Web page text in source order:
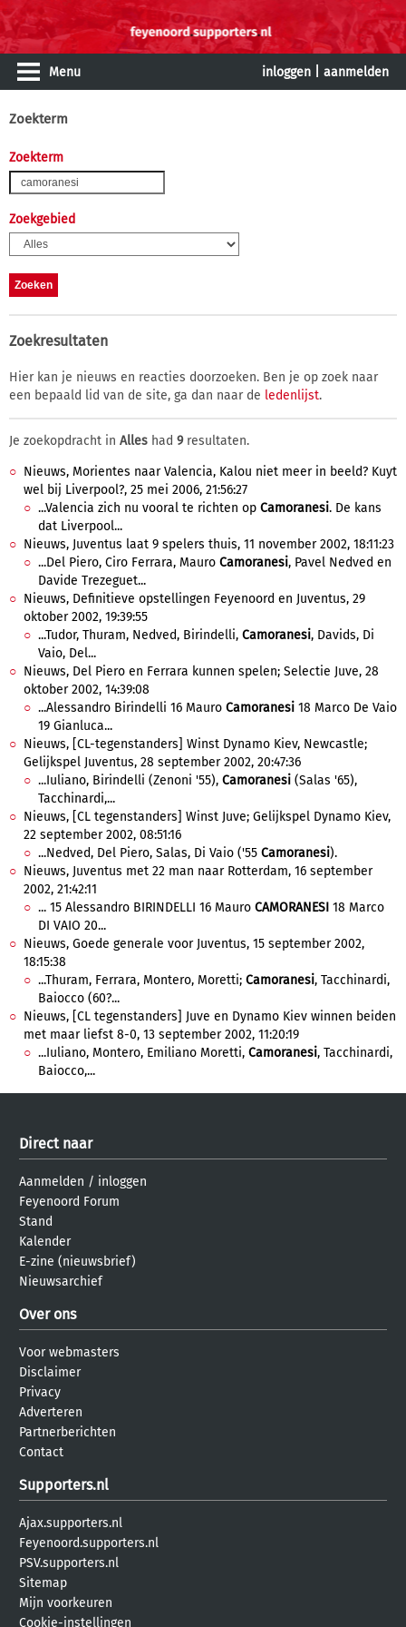
Menu inloggen aanmelden
Zoekterm
Zoekterm
Zoekgebied
Zoekresultaten
Hier kan je nieuws en reacties doorzoeken. Ben je op zoek naar
een bepaald lid van de site, ga dan naar de ledenlijst.
Je zoekopdracht in Alles had 9resultaten.
Nieuws, Morientes naar Valencia, Kalou niet meer in beeld? Kuyt
wel bij Liverpool?, 25 mei 2006, 21:56:27
...Valencia zich nu vooral te richten op Camoranesi. De kans
dat Liverpool...
Nieuws, Juventus laat 9 spelers thuis, 11 november 2002, 18:11:23
...Del Piero, Ciro Ferrara, Mauro Camoranesi, Pavel Nedved en
Davide Trezeguet...
Nieuws, Definitieve opstellingen Feyenoord en Juventus, 29
oktober 2002, 19:39:55
...Tudor, Thuram, Nedved, Birindelli, Camoranesi, Davids, Di
Vaio, Del...
Nieuws, Del Piero en Ferrara kunnen spelen; Selectie Juve, 28
oktober 2002, 14:39:08
...Alessandro Birindelli 16 Mauro Camoranesi 18 Marco De Vaio
19 Gianluca...
Nieuws, [CL-tegenstanders] Winst Dynamo Kiev, Newcastle;
Gelijkspel Juventus, 28 september 2002, 20:47:36
...Iuliano, Birindelli (Zenoni '55), Camoranesi (Salas '65),
Tacchinardi,...
Nieuws, [CL tegenstanders] Winst Juve; Gelijkspel Dynamo Kiev,
22 september 2002, 08:51:16
...Nedved, Del Piero, Salas, Di Vaio ('55 Camoranesi).
Nieuws, Juventus met 22 man naar Rotterdam, 16 september
2002, 21:42:11
... 15 Alessandro BIRINDELLI 16 Mauro CAMORANESI 18 Marco
DI VAIO 20...
Nieuws, Goede generale voor Juventus, 15 september 2002,
18:15:38
...Thuram, Ferrara, Montero, Moretti; Camoranesi, Tacchinardi,
Baiocco (60?...
Nieuws, [CL tegenstanders] Juve en Dynamo Kiev winnen beiden
met maar liefst 8-0, 13 september 2002, 11:20:19
...Iuliano, Montero, Emiliano Moretti, Camoranesi, Tacchinardi,
Baiocco,...
Direct naar
Aanmelden / inloggen
Feyenoord Forum
Stand
Kalender
E-zine (nieuwsbrief)
Nieuwsarchief
Over ons
Voor webmasters
Disclaimer
Privacy
Adverteren
Partnerberichten
Contact
Supporters.nl
Ajax.supporters.nl
Feyenoord.supporters.nl
PSV.supporters.nl
Sitemap
Mijn voorkeuren
Cookie-instellingen